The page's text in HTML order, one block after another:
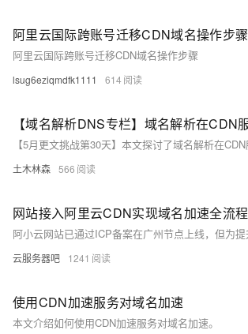
阿里云国际跨账号迁移CDN域名操作步骤
阿里云国际跨账号迁移CDN域名操作步骤
lsug6eziqmdfk1111 614
土木林森 566
网站接入阿里云CDN实现域名加速全流程
云服务器吧 1241
使用CDN加速服务对域名加速
本文介绍如何使用CDN加速服务对域名加速。